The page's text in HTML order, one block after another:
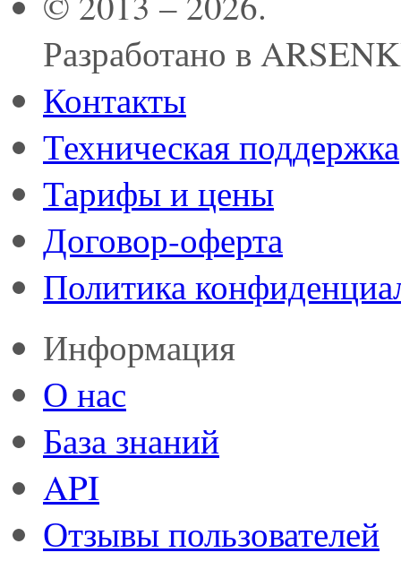
Разработано в
Контакты
Техническая поддержка
Тарифы и цены
Договор-оферта
Политика
Информация
О нас
База знаний
API
Отзывы пользователей